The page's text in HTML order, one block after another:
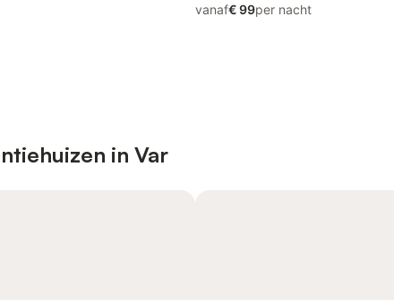
vanaf€ 99per nacht
in Var